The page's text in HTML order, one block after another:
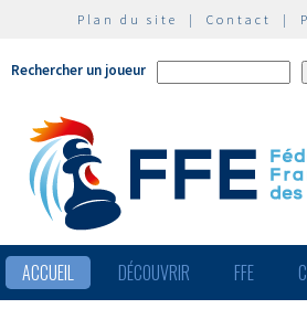
Plan du site | Contact |
Rechercher un joueur
ACCUEIL DÉCOUVRIR FFE